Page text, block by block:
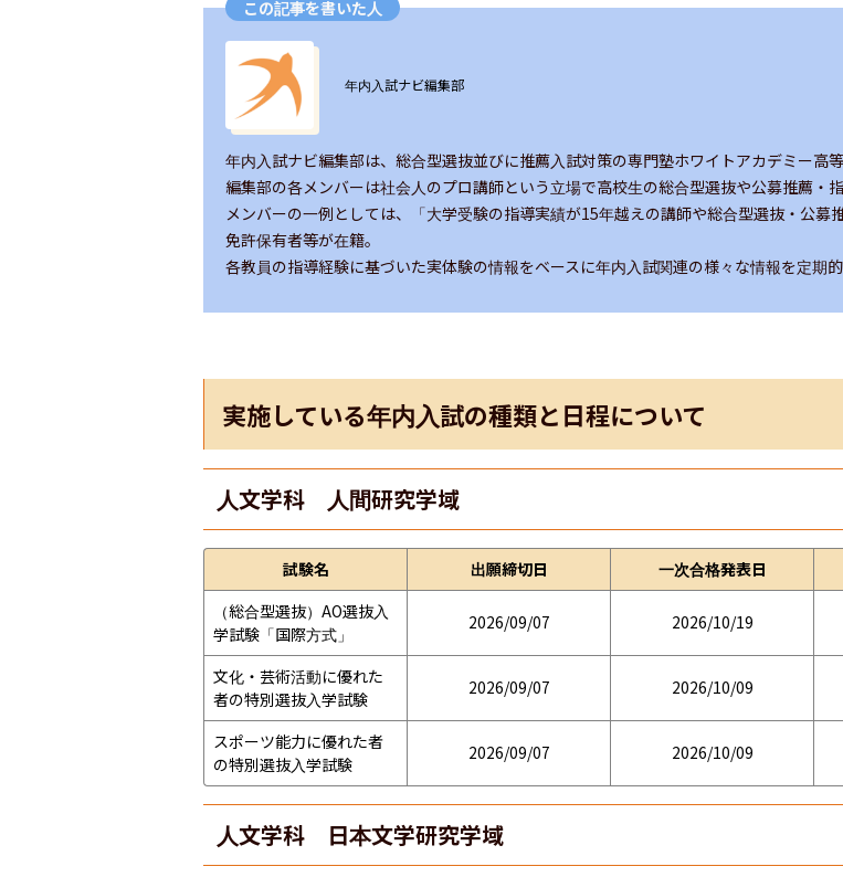
この記事を書いた人
ユーザー画像の背景
年内入試ナビ編集部
年内入試ナビ編集部は、総合型選抜並びに推薦入試対策の専門塾ホワイトアカデミー高
編集部の各メンバーは社会人のプロ講師という立場で高校生の総合型選抜や公募推薦・
メンバーの一例としては、「大学受験の指導実績が15年越えの講師や総合型選抜・公募
免許保有者等が在籍。
各教員の指導経験に基づいた実体験の情報をベースに年内入試関連の様々な情報を定期的
実施している年内入試の種類と日程について
人文学科 人間研究学域
試験名 出願締切日 一次合格発表日
（総合型選抜）AO選抜入
学試験「国際方式」
2026/09/07 2026/10/19
文化・芸術活動に優れた
者の特別選抜入学試験
2026/09/07 2026/10/09
スポーツ能力に優れた者
の特別選抜入学試験
2026/09/07 2026/10/09
人文学科 日本文学研究学域